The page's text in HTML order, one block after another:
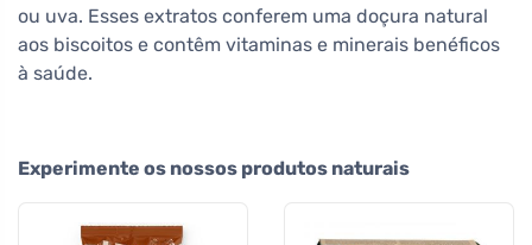
ou uva. Esses extratos conferem uma doçura natural
aos biscoitos e contêm vitaminas e minerais benéficos
à saúde.
Experimente os nossos produtos naturais